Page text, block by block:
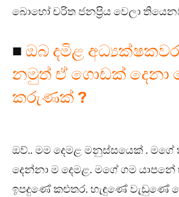
බොහෝ චරිත ජනප්‍රිය වෙලා
■ ඔබ දමිළ
නමුත් ඒ ගොඩක් දෙනා
කරුණක් ?
ඔව්.. මම දෙමළ මනුස්සයෙක් . මගේ
දෙන්නා ම දෙමළ. මගේ ගම යාපනේ
ඉපදුණේ කළුතර. හැඳුණේ වැඩුණේ